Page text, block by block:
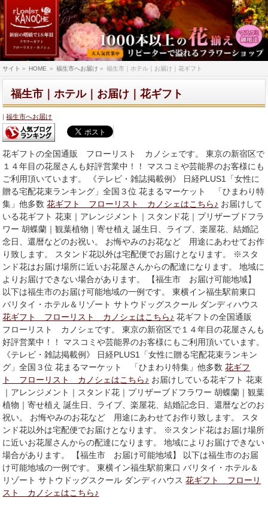
サイト » HOME » 福生市へお届け » 福生市｜ホテル｜お届け｜花ギフト
福生市｜ホテル｜お届け｜花ギフト
福生市へお届け
花ギフトの全国通販 フローリスト カノシェです。 東京の新宿区で
１４年目の花屋さんも好評営業中！！ マスコミや芸能界のお客様にも
ご利用頂いています。 《テレビ・雑誌掲載例》 日経PLUS1「女性に
贈る宅配花束ランキング」全国３位 花まるマーケット 「ひまわり特
集」他多数花ギフト フローリスト カノシェはこちら♪ お届けして
いる花ギフト 花束｜アレンジメント｜スタンド花｜プリザーブドフラ
ワー 胡蝶蘭｜観葉植物｜寄せ植え 誕生日、ライブ、楽屋花、結婚記
念日、還暦などのお祝い。 お悔やみのお花など 用途にあわせてお作
り致します。 スタンド花以外は宅配便でお届けとなります。 ※スタ
ンド花はお届け場所に近いお花屋さんからの配達になります。 地域に
よりお届けできない場合があります。 【福生市 お届け可能地域】
以下は福生市のお届け可能地域の一例です。 東横イン福生駅前東口
バリタイ・ホテル＆リゾート サトウドッグスクール ダンディハウス
花ギフト フローリスト カノシェはこちら♪ 花ギフトの全国通販
フローリスト カノシェです。 東京の新宿区で１４年目の花屋さんも
好評営業中！！ マスコミや芸能界のお客様にもご利用頂いています。
《テレビ・雑誌掲載例》 日経PLUS1「女性に贈る宅配花束ランキン
グ」全国３位 花まるマーケット 「ひまわり特集」他多数花ギフ
ト フローリスト カノシェはこちら♪ お届けしている花ギフト 花束
｜アレンジメント｜スタンド花｜プリザーブドフラワー 胡蝶蘭｜観葉
植物｜寄せ植え 誕生日、ライブ、楽屋花、結婚記念日、還暦などのお
祝い。 お悔やみのお花など 用途にあわせてお作り致します。 スタ
ンド花以外は宅配便でお届けとなります。 ※スタンド花はお届け場所
に近いお花屋さんからの配達になります。 地域によりお届けできない
場合があります。 【福生市 お届け可能地域】 以下は福生市のお届
け可能地域の一例です。 東横イン福生駅前東口 バリタイ・ホテル＆
リゾート サトウドッグスクール ダンディハウス花ギフト フローリ
スト カノシェはこちら♪